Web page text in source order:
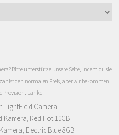
Bitte unterstütze unsere Seite, indem du sie
den normalen Preis, aber wir bekommen
Provision. Danke!